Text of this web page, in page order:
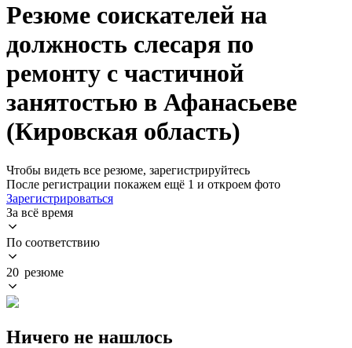
Резюме соискателей на
должность слесаря по
ремонту с частичной
занятостью в Афанасьеве
(Кировская область)
Чтобы видеть все резюме, зарегистрируйтесь
После регистрации покажем ещё 1 и откроем фото
Зарегистрироваться
За всё время
По соответствию
20 резюме
Ничего не нашлось